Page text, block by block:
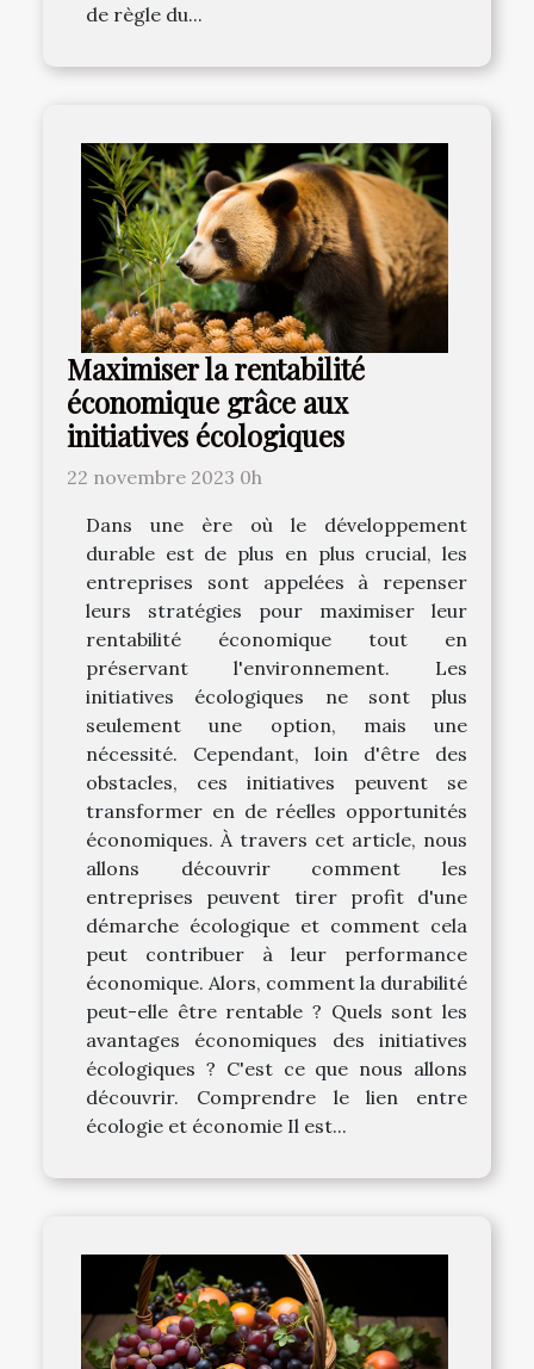
de règle du...
Maximiser la rentabilité
économique grâce aux
initiatives écologiques
22 novembre 2023 0h
Dans une ère où le développement
durable est de plus en plus crucial, les
entreprises sont appelées à repenser
leurs stratégies pour maximiser leur
rentabilité économique tout en
préservant l'environnement. Les
initiatives écologiques ne sont plus
seulement une option, mais une
nécessité. Cependant, loin d'être des
obstacles, ces initiatives peuvent se
transformer en de réelles opportunités
économiques. À travers cet article, nous
allons découvrir comment les
entreprises peuvent tirer profit d'une
démarche écologique et comment cela
peut contribuer à leur performance
économique. Alors, comment la durabilité
peut-elle être rentable ? Quels sont les
avantages économiques des initiatives
écologiques ? C'est ce que nous allons
découvrir. Comprendre le lien entre
écologie et économie Il est...